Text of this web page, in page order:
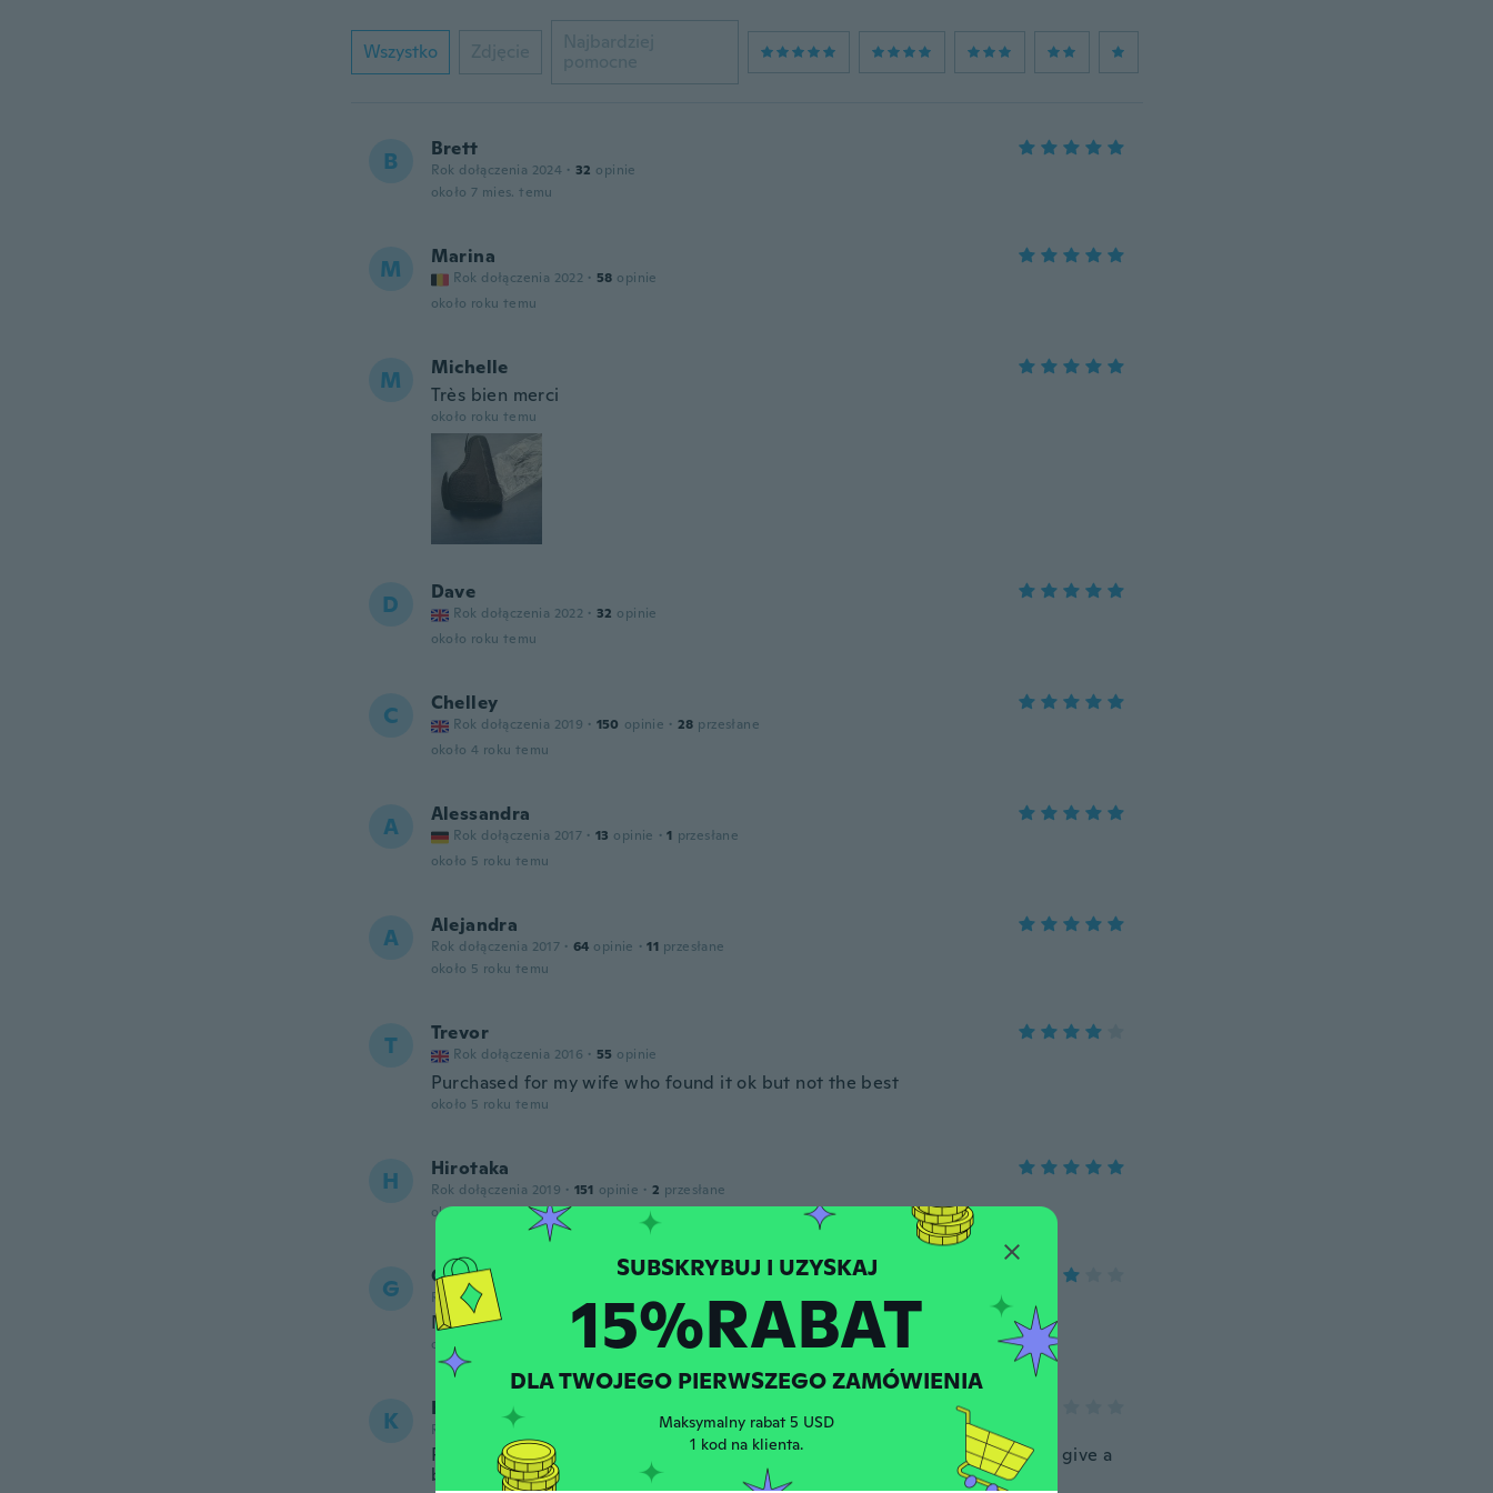
Wszystko Zdjęcie
Najbardziej
pomocne
B Brett
Rok dołączenia 2024 · 32 opinie
około 7 mies. temu
M Marina
Rok dołączenia 2022 · 58 opinie
około roku temu
M
Michelle
Très bien merci
około roku temu
D Dave
Rok dołączenia 2022 · 32 opinie
około roku temu
C Chelley
Rok dołączenia 2019 · 150 opinie · 28 przesłane
około 4 roku temu
A Alessandra
Rok dołączenia 2017 · 13 opinie · 1 przesłane
około 5 roku temu
A Alejandra
Rok dołączenia 2017 · 64 opinie · 11 przesłane
około 5 roku temu
T Trevor
Rok dołączenia 2016 · 55 opinie
Purchased for my wife who found it ok but not the best
około 5 roku temu
H Hirotaka
Rok dołączenia 2019 · 151 opinie · 2 przesłane
około 5 roku temu
G Gail
Rok dołączenia 2017 14 przesłane
Not a good make, it is not strong enough for finger
około 5 roku temu
K Kerry
Rok dołączenia 2017 329 przesłane
Probably not as good a quality as I would have liked but ok for price. Does give a
but of support to the wrist.
15%RABAT
DLA TWOJEGO PIERWSZEGO ZAMÓWIENIA
Maksymalny rabat 5 USD
1 kod na klienta.